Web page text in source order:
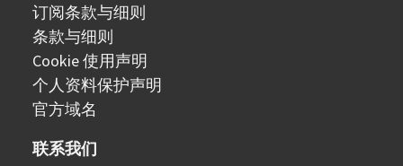
订阅条款与细则
条款与细则
Cookie 使用声明
个人资料保护声明
官方域名
联系我们